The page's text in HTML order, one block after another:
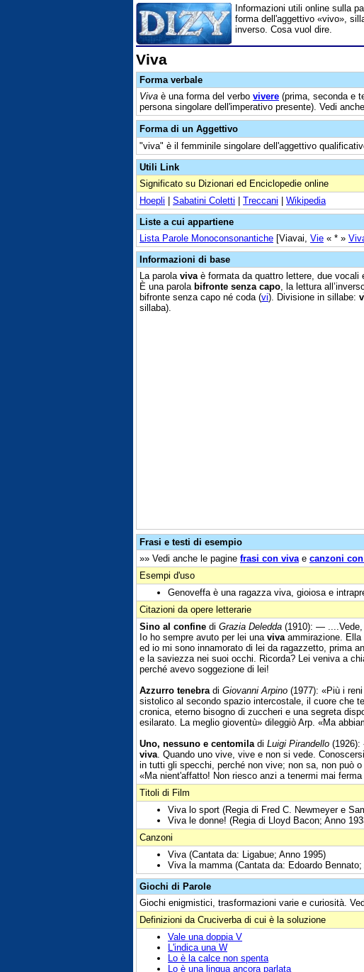
Informazioni utili online sulla
forma dell'aggettivo «vivo»,
inverso. Cosa vuol dire.
Viva
Forma verbale
Viva è una forma del verbo vivere (prima, seconda e
persona singolare dell'imperativo presente). Vedi
Forma di un Aggettivo
"viva" è il femminile singolare dell'aggettivo
Utili Link
Significato su Dizionari ed Enciclopedie online
Hoepli | Sabatini Coletti | Treccani | Wikipedia
Liste a cui appartiene
Lista Parole Monoconsonantiche [Viavai, Vie « * »
Informazioni di base
La parola viva è formata da quattro lettere, due vocali
È una parola bifronte senza capo , la lettura
bifronte senza capo né coda (vi). Divisione in sillabe:
sillaba).
Frasi e testi di esempio
»» Vedi anche le pagine frasi con viva e canzoni
Esempi d'uso
Genoveffa è una ragazza viva, gioiosa e
Citazioni da opere letterarie
Sino al confine di Grazia Deledda (1910): — ....Vede,
Io ho sempre avuto per lei una viva ammirazione.
ed io mi sono innamorato di lei da ragazzetto, prima
e la saviezza nei suoi occhi. Ricorda? Lei veniva a
perché avevo soggezione di lei!
Azzurro tenebra di Giovanni Arpino (1977): «Più i
sistolico al secondo spazio intercostale, il cuore che
cronica, eterno bisogno di zuccheri e una segreta
esilarato. La meglio gioventù» dileggiò Arp. «Ma
Uno, nessuno e centomila di Luigi Pirandello (1926):
viva . Quando uno vive, vive e non si vede.
in tutti gli specchi, perché non vive; non sa, non può
«Ma nient'affatto! Non riesco anzi a tenermi mai
Titoli di Film
Viva lo sport (Regia di Fred C. Newmeyer e
Viva le donne! (Regia di Lloyd Bacon; Anno
Canzoni
Viva (Cantata da: Ligabue; Anno 1995)
Viva la mamma (Cantata da: Edoardo Bennato;
Giochi di Parole
Giochi enigmistici, trasformazioni varie e curiosità.
Definizioni da Cruciverba di cui è la soluzione
Vale una doppia V
L'indica una W
Lo è la calce non spenta
Lo è una lingua ancora parlata